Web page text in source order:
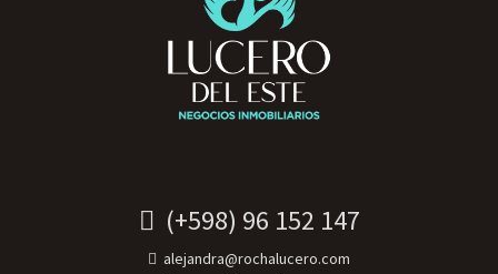
(+598) 96 152 147
alejandra@rochalucero.com